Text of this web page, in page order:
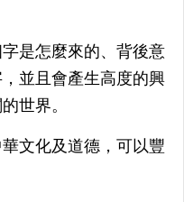
是怎麼來的、背後意
並且會產生高度的興
世界。
文化及道德，可以豐